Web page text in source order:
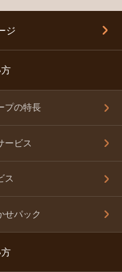
ジ
プの特長
ービス
ス
せパック